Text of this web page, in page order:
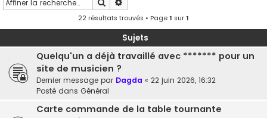
Rechercher
22 résultats trouvés • Page1 sur1
Sujets
Quelqu'un a déjà travaillé avec ******* pour un
site de musicien ?
Dernier message par Dagda « 22 juin 2026, 16:32
Posté dans Général
Carte commande de la table tournante